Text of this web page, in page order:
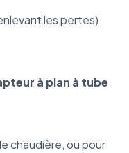
les pertes)
à plan à tube
chaudière, ou pour